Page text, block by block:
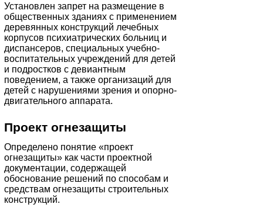
Установлен запрет на размещение в
общественных зданиях с применением
деревянных конструкций лечебных
корпусов психиатрических больниц и
диспансеров, специальных учебно-
воспитательных учреждений для детей
и подростков с девиантным
поведением, а также организаций для
детей с нарушениями зрения и опорно-
двигательного аппарата.
Проект огнезащиты
Определено понятие «проект
огнезащиты» как части проектной
документации, содержащей
обоснование решений по способам и
средствам огнезащиты строительных
конструкций.